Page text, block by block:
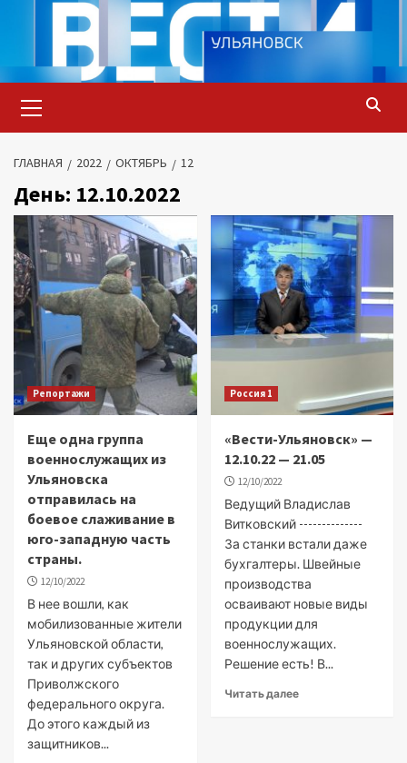
содержимому
меню
ГЛАВНАЯ 2022 ОКТЯБРЬ 12
День: 12.10.2022
Репортажи
Еще одна группа
военнослужащих из
Ульяновска
отправилась на
боевое слаживание в
юго-западную часть
страны.
12/10/2022
В нее вошли, как
мобилизованные жители
Ульяновской области,
так и других субъектов
Приволжского
федерального округа.
До этого каждый из
защитников...
Россия 1
«Вести-Ульяновск» —
12.10.22 — 21.05
12/10/2022
Ведущий Владислав
Витковский --------------
За станки встали даже
бухгалтеры. Швейные
производства
осваивают новые виды
продукции для
военнослужащих.
Решение есть! В...
Читать далее